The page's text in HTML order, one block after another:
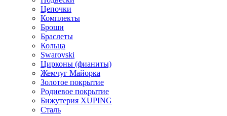
Цепочки
Комплекты
Броши
Браслеты
Кольца
Swarovski
Цирконы (фианиты)
Жемчуг Майорка
Золотое покрытие
Родиевое покрытие
Бижутерия XUPING
Сталь